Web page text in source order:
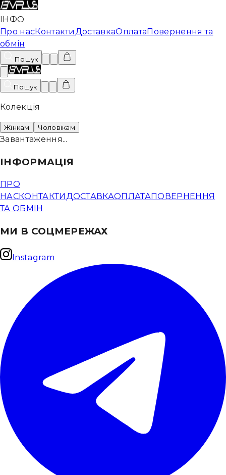
ІНФО
Про насКонтактиДоставкаОплатаПовернення та
обмін
Пошук
Пошук
Колекція
Жінкам Чоловікам
Завантаження...
ІНФОРМАЦІЯ
ПРО
НАСКОНТАКТИ ДОСТАВКАОПЛАТАПОВЕРНЕННЯ
ТА ОБМІН
МИ В СОЦМЕРЕЖАХ
Instagram